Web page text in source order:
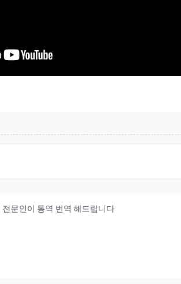
문인이 통역 번역 해드립니다